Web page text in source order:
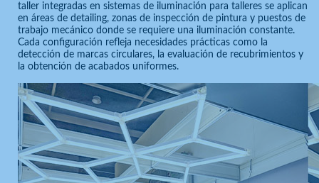
taller integradas en sistemas de iluminación para talleres se aplican
en áreas de detailing, zonas de inspección de pintura y puestos de
trabajo mecánico donde se requiere una iluminación constante.
Cada configuración refleja necesidades prácticas como la
detección de marcas circulares, la evaluación de recubrimientos y
la obtención de acabados uniformes.